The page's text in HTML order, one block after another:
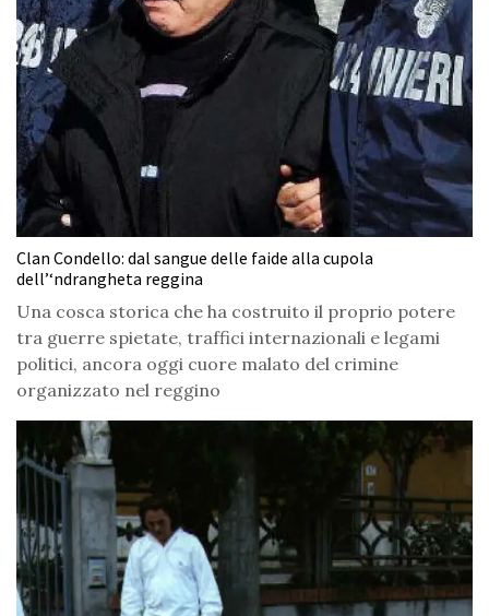
Clan Condello: dal sangue delle faide alla cupola
dell’‘ndrangheta reggina
Una cosca storica che ha costruito il proprio potere
tra guerre spietate, traffici internazionali e legami
politici, ancora oggi cuore malato del crimine
organizzato nel reggino